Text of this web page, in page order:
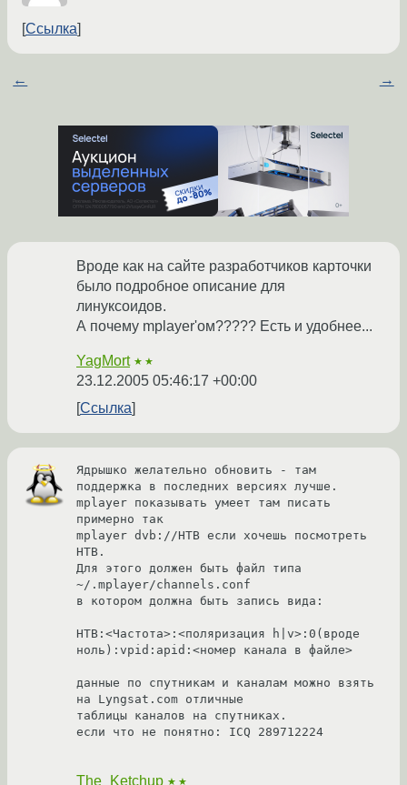
Ссылка
← →
Вроде как на сайте разработчиков карточки
было подробное описание для
линуксоидов.
А почему mplayer'ом????? Есть и удобнее...
YagMort ★★
23.12.2005 05:46:17 +00:00
Ссылка
Ядрышко желательно обновить - там
поддержка в последних версиях лучше.
mplayer показывать умеет там писать
примерно так
mplayer dvb://НТВ если хочешь посмотреть
НТВ.
Для этого должен быть файл типа
~/.mplayer/channels.conf
в котором должна быть запись вида:
НТВ:<Частота>:<поляризация h|v>:0(вроде
ноль):vpid:apid:<номер канала в файле>
данные по спутникам и каналам можно взять
на Lyngsat.com отличные
таблицы каналов на спутниках.
если что не понятно: ICQ 289712224
The_Ketchup ★★